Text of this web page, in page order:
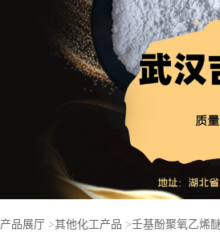
产品展厅 >其他化工产品 >壬基酚聚氧乙烯